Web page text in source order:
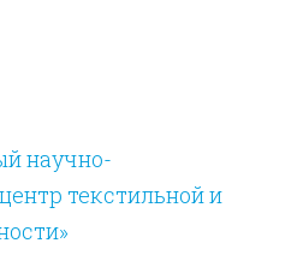
научно-
текстильной и